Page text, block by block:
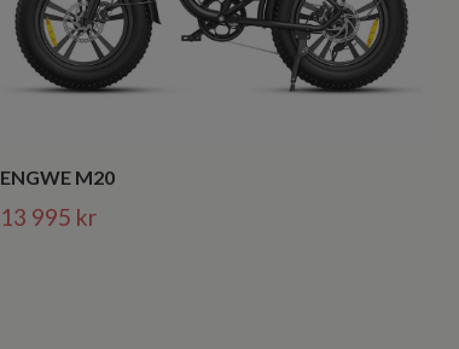
ENGWE M20
13 995 kr